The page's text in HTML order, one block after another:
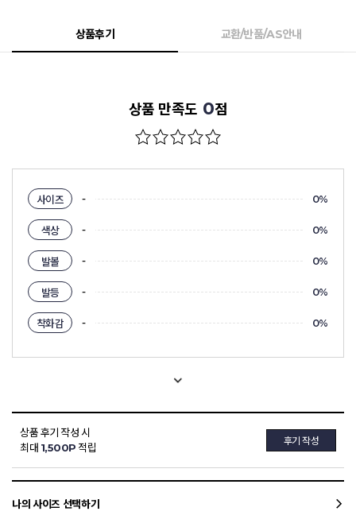
상품후기 교환/반품/AS안내
상품 만족도 0점
사이즈 - 0%
색상 - 0%
발볼 - 0%
발등 - 0%
착화감 - 0%
상품 후기 작성 시
최대 1,500P 적립
후기 작성
나의 사이즈 선택하기